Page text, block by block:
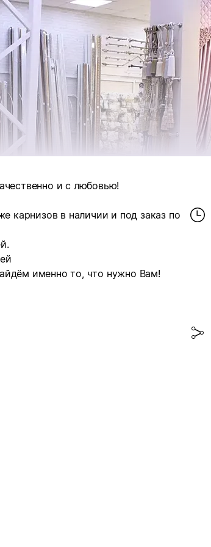
и с любовью!
карнизов в наличии и под заказ по
именно то, что нужно Вам!